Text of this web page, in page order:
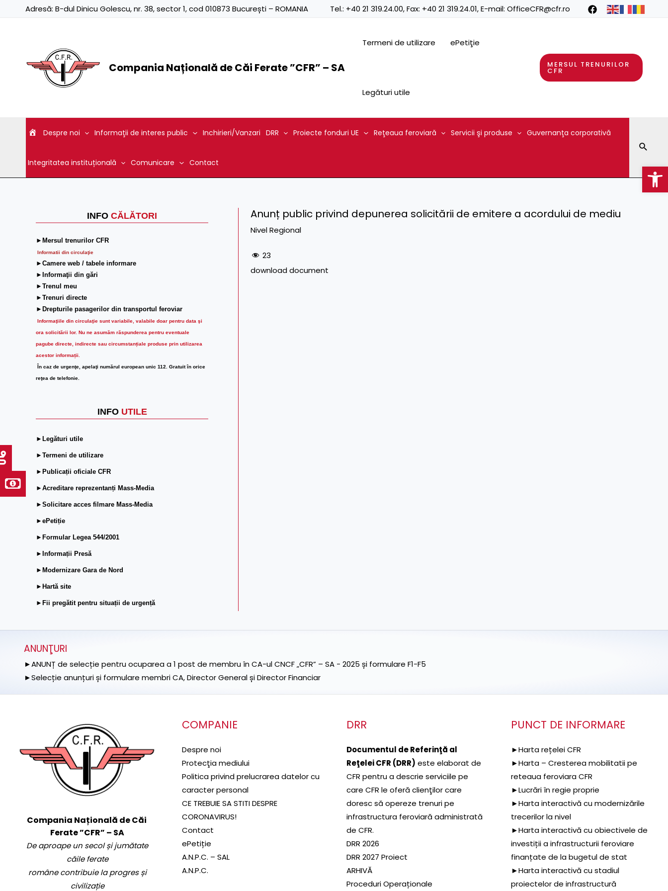
Adresă: B-dul Dinicu Golescu, nr. 38, sector 1, cod 010873 București – ROMANIA Tel.: +40 21 319.24.00, Fax: +40 21 319.24.01, E-mail: OfficeCFR@cfr.ro
Compania Națională de Căi Ferate ”CFR” – SA
Termeni de utilizare ePetiţie
Legături utile
MERSUL TRENURILOR
CFR
Despre noi Informaţii de interes public Inchirieri/Vanzari DRR Proiecte fonduri UE Reţeaua feroviară Servicii şi produse Guvernanţa corporativă
Integritatea instituțională Comunicare Contact
INFO CĂLĂTORI
►Mersul trenurilor CFR
Informatii din circulaţie
►Camere web / tabele informare
►Informaţii din gări
►Trenul meu
►Trenuri directe
►Drepturile pasagerilor din transportul feroviar
Informaţiile din circulaţie sunt variabile, valabile doar pentru data şi
ora solicitării lor. Nu ne asumăm răspunderea pentru eventuale
pagube directe, indirecte sau circumstanțiale produse prin utilizarea
acestor informații.
În caz de urgenţe, apelaţi numărul european unic 112. Gratuit în orice
reţea de telefonie.
INFO UTILE
►Legături utile
►Termeni de utilizare
►Publicații oficiale CFR
►Acreditare reprezentanți Mass-Media
►Solicitare acces filmare Mass-Media
►ePetiție
►Formular Legea 544/2001
►Informații Presă
►Modernizare Gara de Nord
►Hartă site
►Fii pregătit pentru situații de urgență
Anunț public privind depunerea solicitării de emitere a acordului de mediu
Nivel Regional
23
download document
ANUNŢURI
►ANUNȚ de selecție pentru ocuparea a 1 post de membru în CA-ul CNCF „CFR” – SA - 2025 și formulare F1-F5
►Selecție anunțuri și formulare membri CA, Director General și Director Financiar
Compania Națională de Căi
Ferate ”CFR” – SA
De aproape un secol și jumătate
căile ferate
române contribuie la progres și
civilizație
COMPANIE
Despre noi
Protecţia mediului
Politica privind prelucrarea datelor cu
caracter personal
CE TREBUIE SA STITI DESPRE
CORONAVIRUS!
Contact
ePetiție
A.N.P.C. – SAL
A.N.P.C.
DRR
Documentul de Referinţă al
Reţelei CFR (DRR) este elaborat de
CFR pentru a descrie serviciile pe
care CFR le oferă clienţilor care
doresc să opereze trenuri pe
infrastructura feroviară administrată
de CFR.
DRR 2026
DRR 2027 Proiect
ARHIVĂ
Proceduri Operaționale
PUNCT DE INFORMARE
►Harta rețelei CFR
►Harta – Cresterea mobilitatii pe
reteaua feroviara CFR
►Lucrări în regie proprie
►Harta interactivă cu modernizările
trecerilor la nivel
►Harta interactivă cu obiectivele de
investiții a infrastructurii feroviare
finanțate de la bugetul de stat
►Harta interactivă cu stadiul
proiectelor de infrastructură